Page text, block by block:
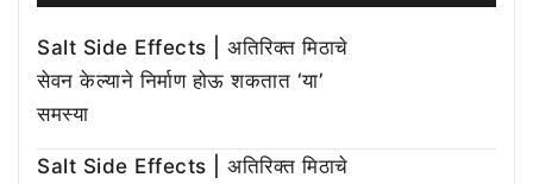
Salt Side Effects | अतिरिक्त मिठाचे
सेवन केल्याने निर्माण होऊ शकतात ‘या’
समस्या
Salt Side Effects | अतिरिक्त मिठाचे